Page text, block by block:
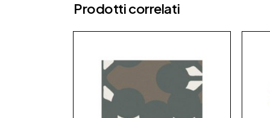
Prodotti correlati